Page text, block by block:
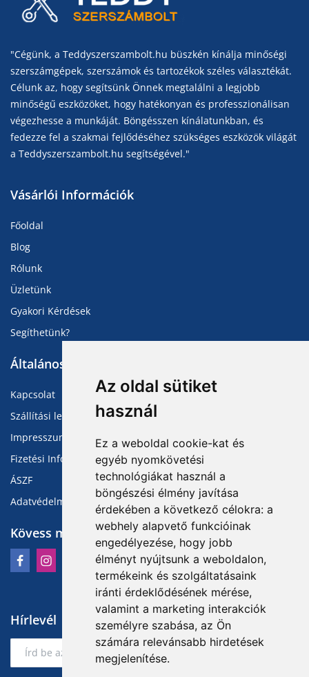
Az oldal sütiket
használ
Ez a weboldal cookie-kat és
egyéb nyomkövetési
technológiákat használ a
böngészési élmény javítása
érdekében a következő célokra: a
webhely alapvető funkcióinak
engedélyezése, hogy jobb
élményt nyújtsunk a weboldalon,
termékeink és szolgáltatásaink
iránti érdeklődésének mérése,
valamint a marketing interakciók
személyre szabása, az Ön
számára relevánsabb hirdetések
megjelenítése.
"Cégünk, a Teddyszerszambolt.hu büszkén kínálja minőségi
szerszámgépek, szerszámok és tartozékok széles választékát.
Célunk az, hogy segítsünk Önnek megtalálni a legjobb
minőségű eszközöket, hogy hatékonyan és professzionálisan
végezhesse a munkáját. Böngésszen kínálatunkban, és
fedezze fel a szakmai fejlődéséhez szükséges eszközök világát
a Teddyszerszambolt.hu segítségével."
Vásárlói Információk
Főoldal
Blog
Rólunk
Üzletünk
Gyakori Kérdések
Segíthetünk?
Általános Információk
Kapcsolat
Szállítási lehetőségek
Impresszum
Fizetési Információk
ÁSZF
Adatvédelmi Tájékoztató
Kövess minket
Hírlevél